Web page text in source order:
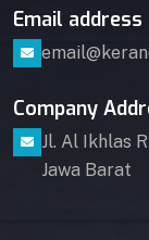
Email address
Company
Jl. Al Ikhlas
Jawa Barat